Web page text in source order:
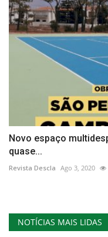
Novo espaço
quase...
Revista Descla Ago 3, 2020
NOTÍCIAS MAIS LIDAS